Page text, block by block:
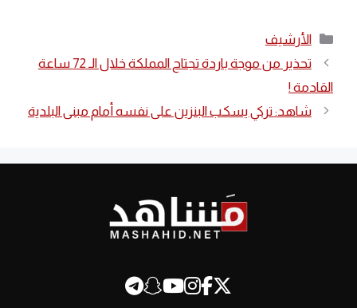
التصنيفات
الأرشيف
تحذير من موجة باردة تجتاح المملكة خلال الـ 72 ساعة
القادمة !
شاهد: تركي يسكب البنزين على نفسه أمام مبنى البلدية